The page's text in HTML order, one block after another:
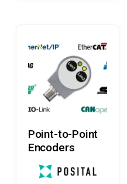
Point-to-Point
Encoders